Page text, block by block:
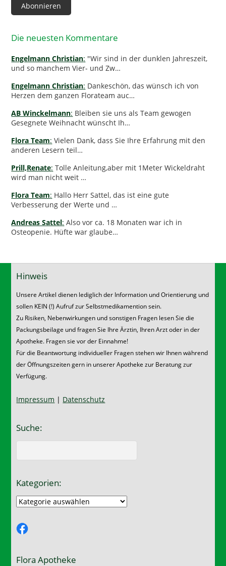
Abonnieren
Die neuesten Kommentare
Engelmann Christian: "Wir sind in der dunklen Jahreszeit,
und so manchem Vier- und Zw…
Engelmann Christian: Dankeschön, das wünsch ich von
Herzen dem ganzen Florateam auc…
AB Winckelmann: Bleiben sie uns als Team gewogen
Gesegnete Weihnacht wünscht Ih…
Flora Team: Vielen Dank, dass Sie Ihre Erfahrung mit den
anderen Lesern teil…
Prill,Renate: Tolle Anleitung,aber mit 1Meter Wickeldraht
wird man nicht weit …
Flora Team: Hallo Herr Sattel, das ist eine gute
Verbesserung der Werte und …
Andreas Sattel: Also vor ca. 18 Monaten war ich in
Osteopenie. Hüfte war glaube…
Hinweis
Unsere Artikel dienen lediglich der Information und Orientierung und
sollen KEIN (!) Aufruf zur Selbstmedikamention sein.
Zu Risiken, Nebenwirkungen und sonstigen Fragen lesen Sie die
Packungsbeilage und fragen Sie Ihre Ärztin, Ihren Arzt oder in der
Apotheke. Fragen sie vor der Einnahme!
Für die Beantwortung individueller Fragen stehen wir Ihnen während
der Öffnungszeiten gern in unserer Apotheke zur Beratung zur
Verfügung.
Impressum | Datenschutz
Suche:
Kategorien:
Kategorien:
Flora Apotheke